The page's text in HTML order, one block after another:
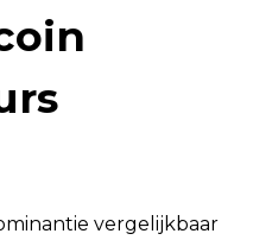
vergelijkbaar